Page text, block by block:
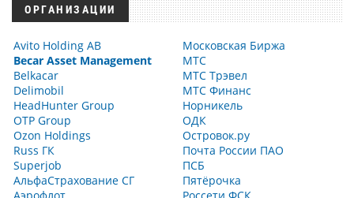
ОРГАНИЗАЦИИ
Avito Holding AB
Becar Asset Management
Belkacar
Delimobil
HeadHunter Group
OTP Group
Ozon Holdings
Russ ГК
Superjob
АльфаСтрахование СГ
Московская Биржа
МТС
МТС Трэвел
МТС Финанс
Норникель
ОДК
Островок.ру
Почта России ПАО
ПСБ
Пятёрочка